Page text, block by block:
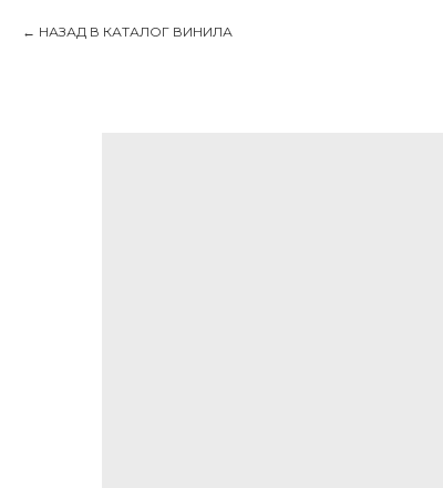
НАЗАД В КАТАЛОГ ВИНИЛА